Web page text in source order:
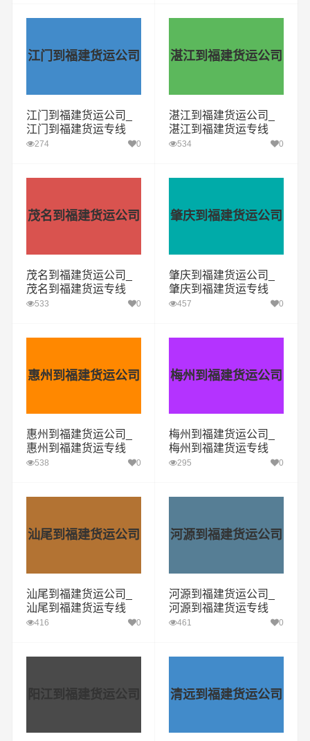
江门到福建货运公司
江门到福建货运公司_
江门到福建货运专线
274 0
湛江到福建货运公司
湛江到福建货运公司_
湛江到福建货运专线
534 0
茂名到福建货运公司
茂名到福建货运公司_
茂名到福建货运专线
533 0
肇庆到福建货运公司
肇庆到福建货运公司_
肇庆到福建货运专线
457 0
惠州到福建货运公司
惠州到福建货运公司_
惠州到福建货运专线
538 0
梅州到福建货运公司
梅州到福建货运公司_
梅州到福建货运专线
295 0
汕尾到福建货运公司
汕尾到福建货运公司_
汕尾到福建货运专线
416 0
河源到福建货运公司
河源到福建货运公司_
河源到福建货运专线
461 0
阳江到福建货运公司 清远到福建货运公司